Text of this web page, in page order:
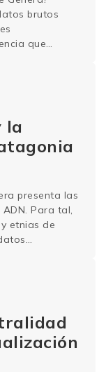
brutos
que
genética se
la
presenta las
Para tal,
etnias de
de …